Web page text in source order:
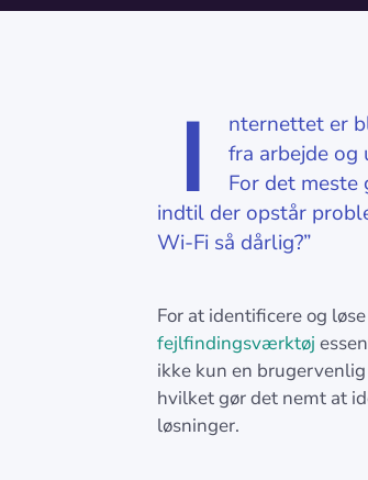
I
nternettet er
fra arbejde
For det
indtil der opstår
Wi-Fi så dårlig?”
For at identificere og
fejlfindingsværktøj
ikke kun en
hvilket gør det nemt at
løsninger.